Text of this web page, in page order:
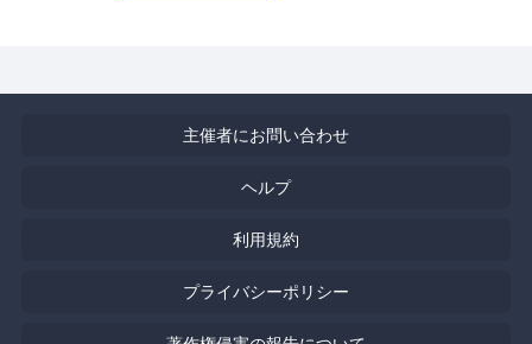
主催者にお問い合わせ
ヘルプ
利用規約
プライバシーポリシー